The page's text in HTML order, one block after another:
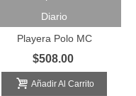
Diario
Playera Polo MC
$508.00
Añadir Al Carrito